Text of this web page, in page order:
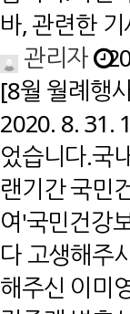
바, 관련한
관리자
[8월 월례행
2020. 8. 31.
었습니다.국
랜기간 국민
여'국민건강
다 고생해주
해주신 이미